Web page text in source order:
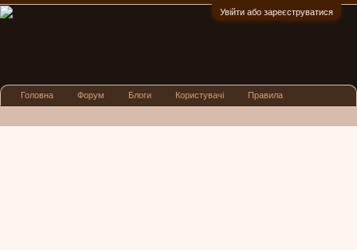
Увійти або зареєструватися
Головна Форум Блоги Користувачі Правила